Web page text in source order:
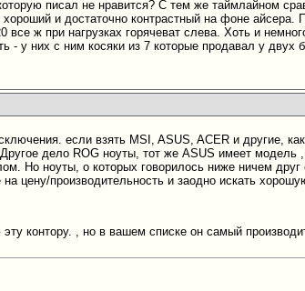
писал не нравится? С тем же таймлайном
и достаточно контрастный на фоне айсера.
ж при нагрузках горячеват слева. Хоть и
- у них с ним косяки из 7 которые продавал у двух
если взять MSI, ASUS, ACER и другие,
дело ROG ноуты, тот же ASUS имеет модель
Но ноуты, о которых говорилось ниже ничем друг
цену/производительность и заодно искать
контору. , но в вашем списке он самый